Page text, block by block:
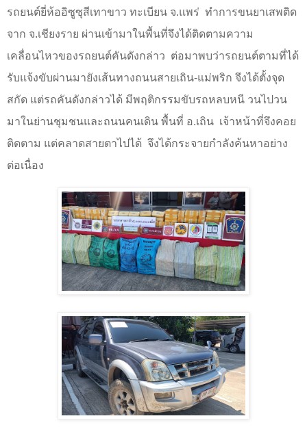
รถยนต์ยี่ห้ออิซูซุสีเทาขาว ทะเบียน จ.แพร่ ทำการขนยาเสพติด
จาก จ.เชียงราย ผ่านเข้ามาในพื้นที่จึงได้ติดตามความ
เคลื่อนไหวของรถยนต์คันดังกล่าว ต่อมาพบว่ารถยนต์ตามที่ได้
รับแจ้งขับผ่านมายังเส้นทางถนนสายเถิน-แม่พริก จึงได้ตั้งจุด
สกัด แต่รถคันดังกล่าวได้ มีพฤติกรรมขับรถหลบหนี วนไปวน
มาในย่านชุมชนและถนนคนเดิน พื้นที่ อ.เถิน เจ้าหน้าที่จึงคอย
ติดตาม แต่คลาดสายตาไปได้ จึงได้กระจายกำลังค้นหาอย่าง
ต่อเนื่อง